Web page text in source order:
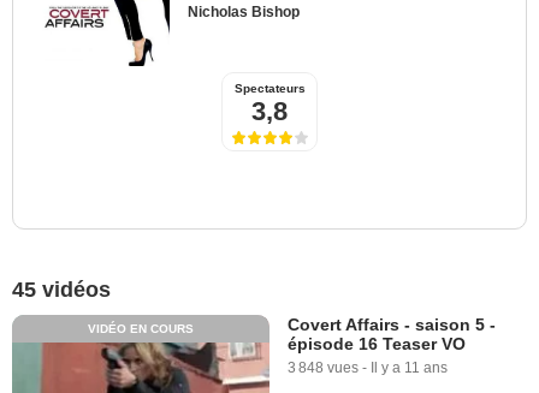
Nicholas Bishop
Spectateurs
3,8
45 vidéos
VIDÉO EN COURS
Covert Affairs - saison 5 -
épisode 16 Teaser VO
3 848 vues - Il y a 11 ans